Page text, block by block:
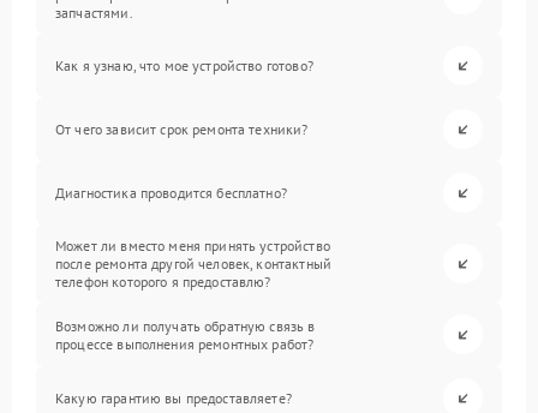
запчастями.
Как я узнаю, что мое устройство готово?
От чего зависит срок ремонта техники?
Диагностика проводится бесплатно?
Может ли вместо меня принять устройство
после ремонта другой человек, контактный
телефон которого я предоставлю?
Возможно ли получать обратную связь в
процессе выполнения ремонтных работ?
Какую гарантию вы предоставляете?